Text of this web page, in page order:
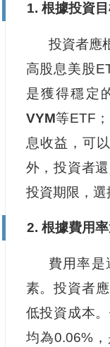
1. 根據投資
投資者應
高股息美股
是獲得穩定
VYM等ETF
息收益，可
外，投資者
投資期限，選
2. 根據費用
費用率是
素。投資者
低投資成本
均為0.06%